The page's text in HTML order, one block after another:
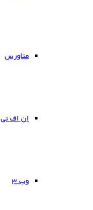
متاورس
ان اف تی
وب ۳